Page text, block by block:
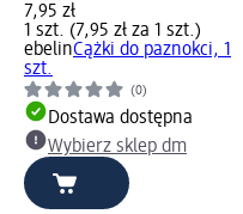
7,95 zł
1 szt. (7,95 zł za 1 szt.)
ebelinCążki do paznokci, 1
szt.
(0)
Dostawa dostępna
Wybierz sklep dm